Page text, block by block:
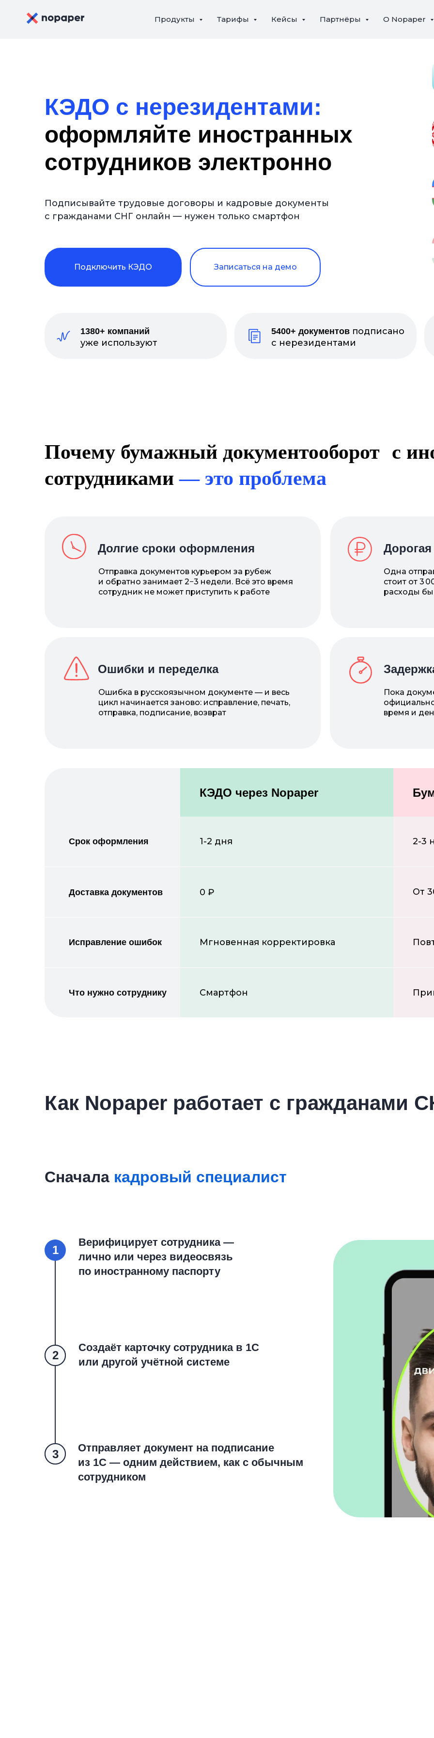
Продукты Тарифы Кейсы Партнёры О Nopaper
Подключить КЭДО Записаться на демо
1380+ компаний
уже используют
5400+ документов подписано
с нерезидентами
Подписывайте трудовые договоры и кадровые документы
с гражданами СНГ онлайн — нужен только смартфон
КЭДО с нерезидентами:
оформляйте иностранных
сотрудников электронно
Отправка документов курьером за рубеж
и обратно занимает 2−3 недели. Всё это время
сотрудник не может приступить к работе
Пока
время и
Одна
стоит от 3
расходы
Ошибка в русскоязычном документе — и весь
цикл начинается заново: исправление, печать,
отправка, подписание, возврат
Ошибки и переделка
Дорогая
Долгие сроки оформления
Почему бумажный документооборот с
сотрудниками— это проблема
Исправление ошибок
Доставка документов От
2-3
Мгновенная корректировка
Что нужно сотруднику Смартфон
0 ₽
1-2 дня
Срок оформления
КЭДО через Nopaper
Как Nopaper работает с гражданами
Сначала кадровый специалист
Верифицирует сотрудника —
лично или через видеосвязь
по иностранному паспорту
Создаёт карточку сотрудника в 1С
или другой учётной системе
Отправляет документ на подписание
из 1С — одним действием, как с обычным
сотрудником
1
2
2
3
3